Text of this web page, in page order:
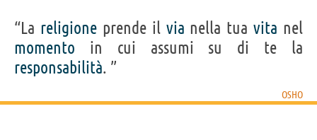
“La religioneprende il via nella tuavita nel
momento in cui assumi su di te la
responsabilità. ”
OSHO